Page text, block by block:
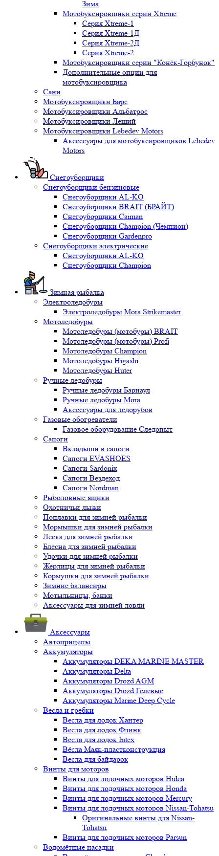
Зима
Мотобуксировщики серии Xtreme
Серия Xtreme-1
Серия Xtreme-1Д
Серия Xtreme-2Д
Серия Xtreme-2
Мотобуксировщики серии "Конёк-Горбунок"
Дополнительные опции для
мотобуксировщика
Сани
Мотобуксировщики Барс
Мотобуксировщики Альбатрос
Мотобуксировщики Леший
Мотобуксировщики Lebedev Motors
Аксессуары для мотобуксировщиков Lebedev
Motors
Снегоуборщики
Снегоуборщики бензиновые
Снегоуборщики AL-KO
Снегоуборщики BRAIT (БРАЙТ)
Снегоуборщики Caiman
Снегоуборщики Champion (Чемпион)
Снегоуборщики Gardenpro
Снегоуборщики электрические
Снегоуборщики AL-KO
Снегоуборщики Champion
Зимная рыбалка
Электроледобуры
Электроледобуры Mora Strikemaster
Мотоледобуры
Мотоледобуры (мотобуры) BRAIT
Мотоледобуры (мотобуры) Profi
Мотоледобуры Champion
Мотоледобуры Higashi
Мотоледобуры Huter
Ручные ледобуры
Ручные ледобуры Барнаул
Ручные ледобуры Mora
Аксессуары для ледорубов
Газовые обогреватели
Газовое оборудование Следопыт
Сапоги
Вкладыши в сапоги
Сапоги EVASHOES
Сапоги Sardonix
Сапоги Вездеход
Сапоги Nordman
Рыболовные ящики
Охотничьи лыжи
Поплавки для зимней рыбалки
Мормышки для зимней рыбалки
Леска для зимней рыбалки
Блесна для зимней рыбалки
Удочки для зимней рыбалки
Жерлицы для зимней рыбалки
Кормушки для зимней рыбалки
Зимние балансиры
Мотыльницы, банки
Аксессуары для зимней ловли
Аксессуары
Автоприцепы
Аккумуляторы
Аккумуляторы DEKA MARINE MASTER
Аккумуляторы Delta
Аккумуляторы Drozd AGM
Аккумуляторы Drozd Гелевые
Аккумуляторы Marine Deep Cycle
Весла и гребки
Весла для лодок Хантер
Весла для лодок Флинк
Весла для лодок Intex
Вёсла Маяк-пластконструкция
Весла для байдарок
Винты для моторов
Винты для лодочных моторов Hidea
Винты для лодочных моторов Honda
Винты для лодочных моторов Mercury
Винты для лодочных моторов Nissan-Tohatsu
Оригинальные винты для Nissan-
Tohatsu
Винты для лодочных моторов Parsun
Водомётные насадки